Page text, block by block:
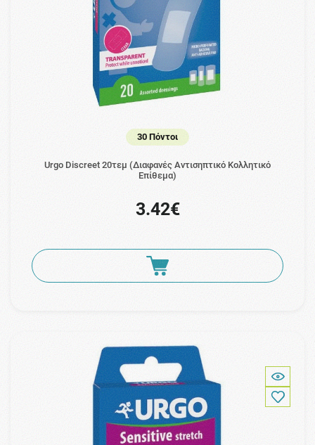
30 Πόντοι
Urgo Discreet 20τεμ (Διαφανές Αντισηπτικό Κολλητικό
Επίθεμα)
3.42€